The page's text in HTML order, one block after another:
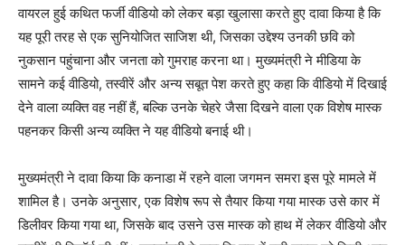
वायरल हुई कथित फर्जी वीडियो को लेकर बड़ा खुलासा करते हुए दावा किया है कि
यह पूरी तरह से एक सुनियोजित साजिश थी, जिसका उद्देश्य उनकी छवि को
नुकसान पहुंचाना और जनता को गुमराह करना था। मुख्यमंत्री ने मीडिया के
सामने कई वीडियो, तस्वीरें और अन्य सबूत पेश करते हुए कहा कि वीडियो में दिखाई
देने वाला व्यक्ति वह नहीं हैं, बल्कि उनके चेहरे जैसा दिखने वाला एक विशेष मास्क
पहनकर किसी अन्य व्यक्ति ने यह वीडियो बनाई थी।
मुख्यमंत्री ने दावा किया कि कनाडा में रहने वाला जगमन समरा इस पूरे मामले में
शामिल है। उनके अनुसार, एक विशेष रूप से तैयार किया गया मास्क उसे कार में
डिलीवर किया गया था, जिसके बाद उसने उस मास्क को हाथ में लेकर वीडियो और